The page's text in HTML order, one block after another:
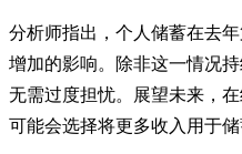
分析师指出，个人储蓄在去
增加的影响。除非这一情况
无需过度担忧。展望未来，
可能会选择将更多收入用于储